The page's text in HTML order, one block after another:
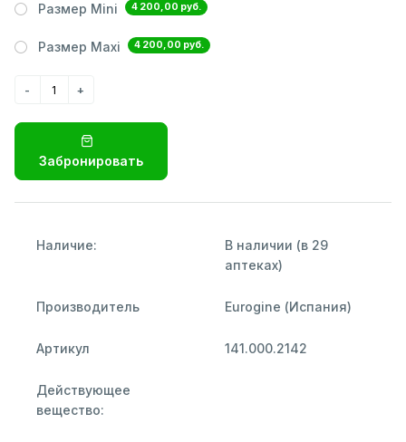
Размер Mini 4 200,00 руб.
Размер Maxi 4 200,00 руб.
Забронировать
Наличие:
В наличии (в 29
аптеках)
Производитель Eurogine (Испания)
Артикул 141.000.2142
Действующее
вещество: